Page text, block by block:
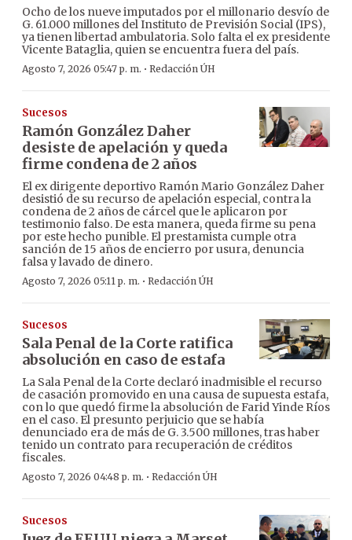
Ocho de los nueve imputados por el millonario desvío de
G. 61.000 millones del Instituto de Previsión Social (IPS),
ya tienen libertad ambulatoria. Solo falta el ex presidente
Vicente Bataglia, quien se encuentra fuera del país.
Agosto 7, 2026 05:47 p. m. · Redacción ÚH
Sucesos
Ramón González Daher
desiste de apelación y queda
firme condena de 2 años
El ex dirigente deportivo Ramón Mario González Daher
desistió de su recurso de apelación especial, contra la
condena de 2 años de cárcel que le aplicaron por
testimonio falso. De esta manera, queda firme su pena
por este hecho punible. El prestamista cumple otra
sanción de 15 años de encierro por usura, denuncia
falsa y lavado de dinero.
Agosto 7, 2026 05:11 p. m. · Redacción ÚH
Sucesos
Sala Penal de la Corte ratifica
absolución en caso de estafa
La Sala Penal de la Corte declaró inadmisible el recurso
de casación promovido en una causa de supuesta estafa,
con lo que quedó firme la absolución de Farid Yinde Ríos
en el caso. El presunto perjuicio que se había
denunciado era de más de G. 3.500 millones, tras haber
tenido un contrato para recuperación de créditos
fiscales.
Agosto 7, 2026 04:48 p. m. · Redacción ÚH
Sucesos